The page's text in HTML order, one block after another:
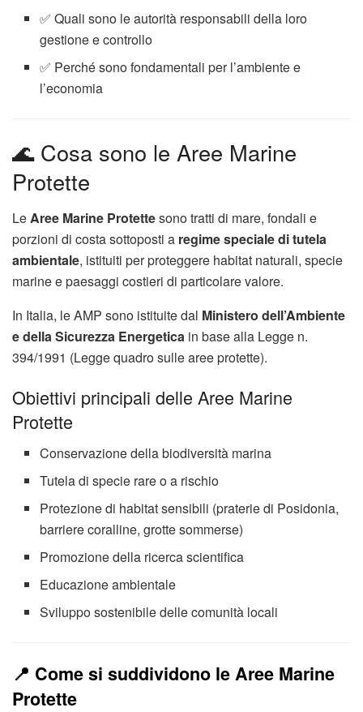
✅ Quali sono le autorità responsabili della loro
gestione e controllo
✅ Perché sono fondamentali per l’ambiente e
l’economia
🌊 Cosa sono le Aree Marine
Protette
LeAree Marine Protettesono tratti di mare, fondali e
porzioni di costa sottoposti a regime speciale di tutela
ambientale, istituiti per proteggere habitat naturali, specie
marine e paesaggi costieri di particolare valore.
In Italia, le AMP sono istituite dal Ministero dell’Ambiente
e della Sicurezza Energetica in base alla Legge n.
394/1991 (Legge quadro sulle aree protette).
Obiettivi principali delle Aree Marine
Protette
Conservazione della biodiversità marina
Tutela di specie rare o a rischio
Protezione di habitat sensibili (praterie di Posidonia,
barriere coralline, grotte sommerse)
Promozione della ricerca scientifica
Educazione ambientale
Sviluppo sostenibile delle comunità locali
📍 Come si suddividono le Aree Marine
Protette